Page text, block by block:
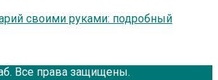
своими руками: подробный
Все права защищены.